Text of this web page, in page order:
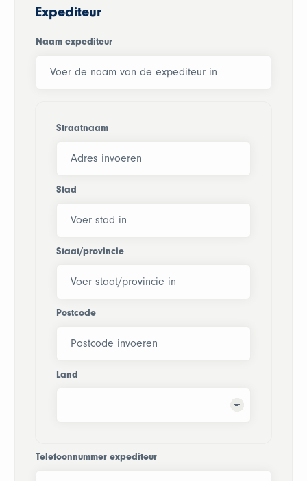
Expediteur
Naam expediteur
Straatnaam
Stad
Staat/provincie
Postcode
Land
Telefoonnummer expediteur